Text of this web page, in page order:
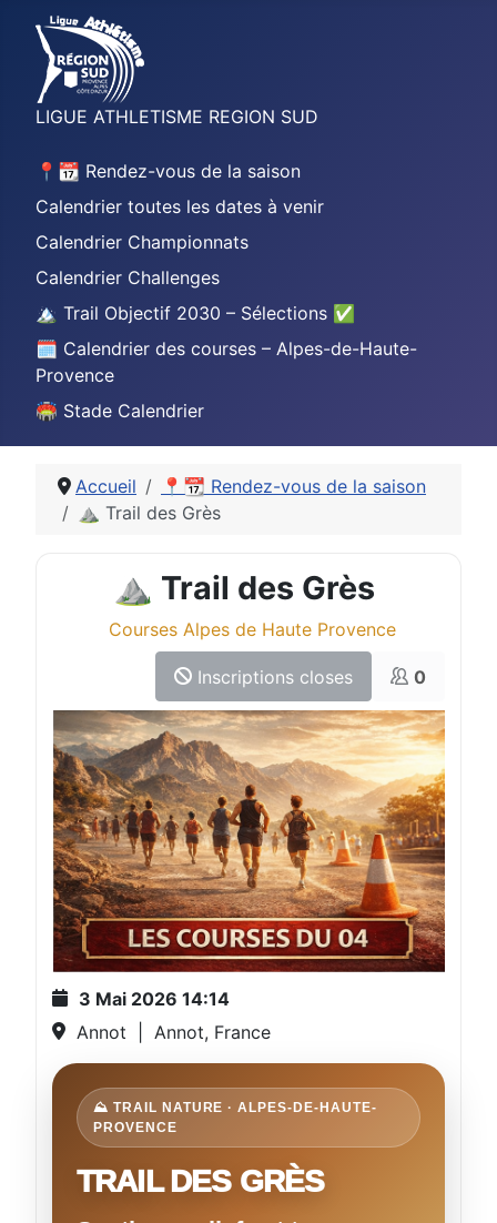
LIGUE ATHLETISME REGION SUD
📍📆 Rendez-vous de la saison
Calendrier toutes les dates à venir
Calendrier Championnats
Calendrier Challenges
🏔️ Trail Objectif 2030 – Sélections ✅
🗓️ Calendrier des courses – Alpes-de-Haute-
Provence
🏟️ Stade Calendrier
Accueil
📍📆 Rendez-vous de la saison
⛰️ Trail des Grès
⛰️ Trail des Grès
Courses Alpes de Haute Provence
Inscriptions closes 0
3 Mai 2026 14:14
Annot
Annot, France
⛰️ TRAIL NATURE · ALPES-DE-HAUTE-
PROVENCE
TRAIL DES GRÈS